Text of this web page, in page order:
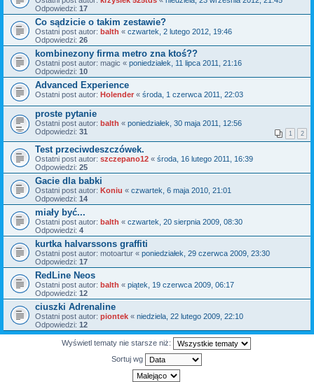
Odpowiedzi: 17
Co sądzicie o takim zestawie?
Ostatni post autor: balth « czwartek, 2 lutego 2012, 19:46
Odpowiedzi: 26
kombinezony firma metro zna ktoś??
Ostatni post autor: magic « poniedziałek, 11 lipca 2011, 21:16
Odpowiedzi: 10
Advanced Experience
Ostatni post autor: Holender « środa, 1 czerwca 2011, 22:03
proste pytanie
Ostatni post autor: balth « poniedziałek, 30 maja 2011, 12:56
Odpowiedzi: 31 1 2
Test przeciwdeszczówek.
Ostatni post autor: szczepano12 « środa, 16 lutego 2011, 16:39
Odpowiedzi: 25
Gacie dla babki
Ostatni post autor: Koniu « czwartek, 6 maja 2010, 21:01
Odpowiedzi: 14
miały być...
Ostatni post autor: balth « czwartek, 20 sierpnia 2009, 08:30
Odpowiedzi: 4
kurtka halvarssons graffiti
Ostatni post autor: motoartur « poniedziałek, 29 czerwca 2009, 23:30
Odpowiedzi: 17
RedLine Neos
Ostatni post autor: balth « piątek, 19 czerwca 2009, 06:17
Odpowiedzi: 12
ciuszki Adrenaline
Ostatni post autor: piontek « niedziela, 22 lutego 2009, 22:10
Odpowiedzi: 12
Wyświetl tematy nie starsze niż:
Sortuj wg